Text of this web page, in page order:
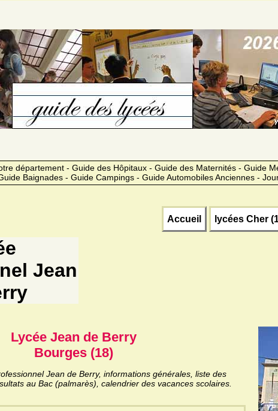
département - Guide des Hôpitaux - Guide des Maternités - Guide
Baignades - Guide Campings - Guide Automobiles Anciennes -
Accueil lycées Cher
Jean
Lycée Jean de Berry
Bourges (18)
Jean de Berry, informations générales, liste des
au Bac (palmarès), calendrier des vacances scolaires.